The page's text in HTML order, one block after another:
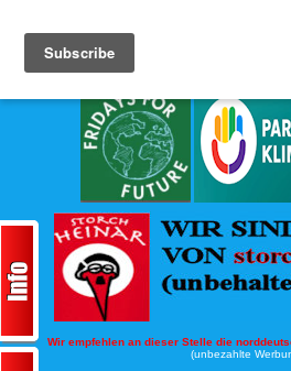
Wir empfehlen an dieser Stelle die
(unbezahlte